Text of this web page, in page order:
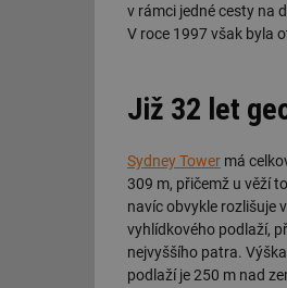
v rámci jedné cesty na
V roce 1997 však byla
Již 32 let
Sydney Tower má
309 m, přičemž u věží
navíc obvykle rozlišuje
vyhlídkového podlaží,
nejvyššího patra.
podlaží je 250 m nad